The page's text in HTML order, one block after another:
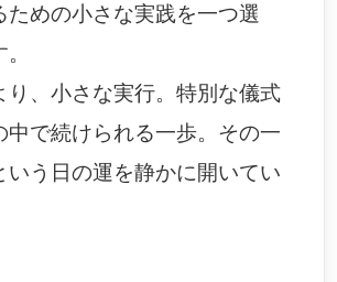
ための小さな実践を一つ選
り、小さな実行。特別な儀式
中で続けられる一歩。その一
いう日の運を静かに開いてい